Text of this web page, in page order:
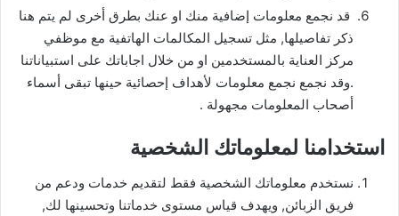
قد نجمع معلومات إضافية منك او عنك بطرق أخرى لم يتم هنا
ذكر تفاصيلها, مثل تسجيل المكالمات الهاتفية مع موظفي
مركز العناية بالمستخدمين او من خلال اجاباتك على استبياناتنا
.وقد نجمع نجمع معلومات لأهداف إحصائية حينها تبقى أسماء
أصحاب المعلومات مجهولة .
استخدامنا لمعلوماتك الشخصية
نستخدم معلوماتك الشخصية فقط لتقديم خدمات ودعم من
فريق الزبائن, ويهدف قياس مستوى خدماتنا وتحسينها لك,